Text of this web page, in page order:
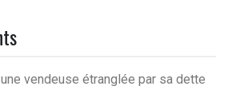
vendeuse étranglée par sa dette